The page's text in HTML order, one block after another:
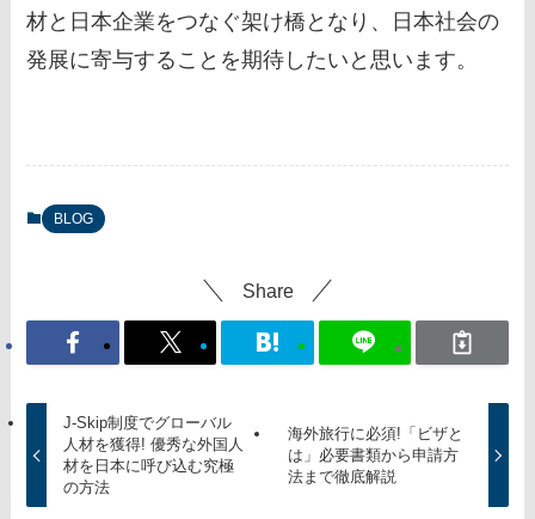
材と日本企業をつなぐ架け橋となり、日本社会の
発展に寄与することを期待したいと思います。
BLOG
Share
J-Skip制度でグローバル
人材を獲得! 優秀な外国人
材を日本に呼び込む究極
の方法
海外旅行に必須!「ビザと
は」必要書類から申請方
法まで徹底解説